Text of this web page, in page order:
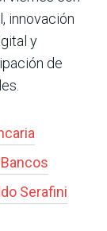
innovación
y
de
Bancos
Serafini